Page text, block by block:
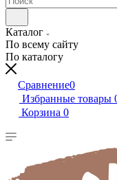
Каталог
По всему сайту
По каталогу
Сравнение0
Избранные товары
Корзина 0